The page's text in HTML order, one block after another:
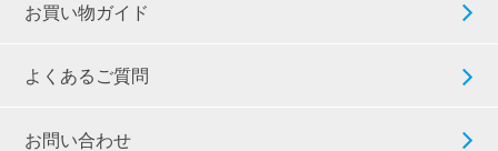
お買い物ガイド
よくあるご質問
お問い合わせ